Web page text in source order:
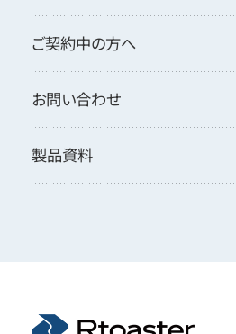
ご契約中の方へ
お問い合わせ
製品資料